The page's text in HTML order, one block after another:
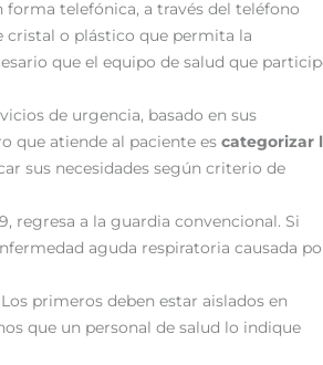
telefónica, a través del teléfono
o plástico que permita la
que el equipo de salud que
de urgencia, basado en sus
que atiende al paciente es categorizar
sus necesidades según criterio de
regresa a la guardia convencional. Si
aguda respiratoria causada
Los primeros deben estar aislados en
que un personal de salud lo indique